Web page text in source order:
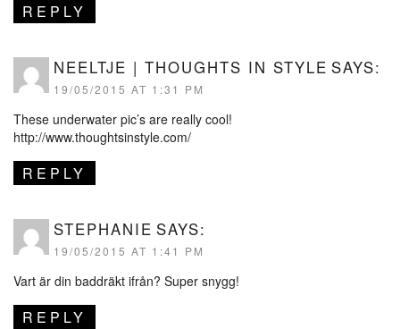
REPLY
NEELTJE | THOUGHTS IN STYLE SAYS:
19/05/2015 AT 1:31 PM
These underwater pic’s are really cool!
http://www.thoughtsinstyle.com/
REPLY
STEPHANIE SAYS:
19/05/2015 AT 1:41 PM
Vart är din baddräkt ifrån? Super snygg!
REPLY